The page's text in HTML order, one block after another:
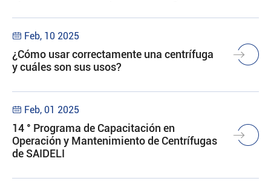
 Feb, 10 2025
¿Cómo usar correctamente una centrífuga
y cuáles son sus usos?
 Feb, 01 2025
14 ° Programa de Capacitación en
Operación y Mantenimiento de Centrífugas
de SAIDELI